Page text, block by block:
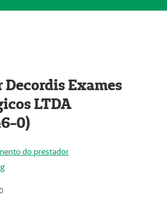
Decordis Exames
LTDA
0)
do prestador